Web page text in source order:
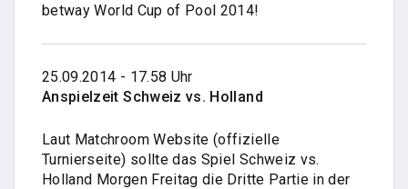
betway World Cup of Pool 2014!
25.09.2014 - 17.58 Uhr
Anspielzeit Schweiz vs. Holland
Laut Matchroom Website (offizielle
Turnierseite) sollte das Spiel Schweiz vs.
Holland Morgen Freitag die Dritte Partie in der